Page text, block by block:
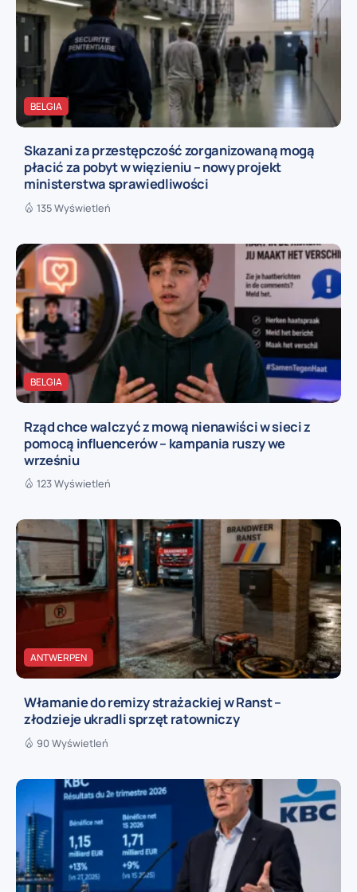
BELGIA
Skazani za przestępczość zorganizowaną mogą
płacić za pobyt w więzieniu – nowy projekt
ministerstwa sprawiedliwości
135 Wyświetleń
BELGIA
Rząd chce walczyć z mową nienawiści w sieci z
pomocą influencerów – kampania ruszy we
wrześniu
123 Wyświetleń
ANTWERPEN
Włamanie do remizy strażackiej w Ranst –
złodzieje ukradli sprzęt ratowniczy
90 Wyświetleń